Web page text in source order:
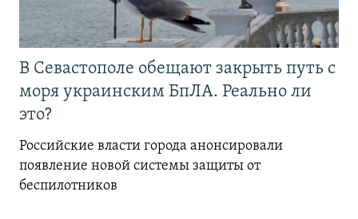
В Севастополе обещают закрыть путь с
моря украинским БпЛА. Реально ли
это?
Российские власти города анонсировали
появление новой системы защиты от
беспилотников